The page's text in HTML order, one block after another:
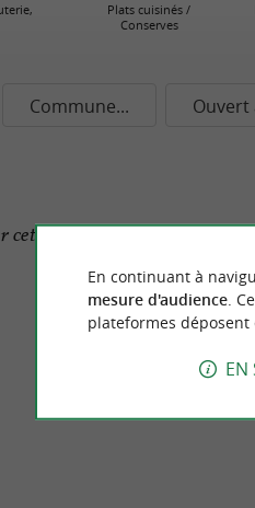
Plats cuisinés /
Conserves
Commune...
cette commune pour le
En continuant à
mesure d'audience.
plateformes déposent
EN